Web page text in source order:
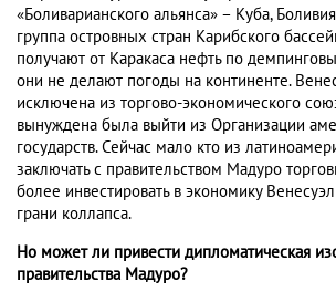
«Боливарианского альянса» – Куба,
группа островных стран Карибского
получают от Каракаса нефть по
они не делают погоды на континенте.
исключена из торгово-экономического
вынуждена была выйти из Организации
государств. Сейчас мало кто из
заключать с правительством Мадуро
более инвестировать в экономику
грани коллапса.
Но может ли привести дипломатическая
правительства Мадуро?